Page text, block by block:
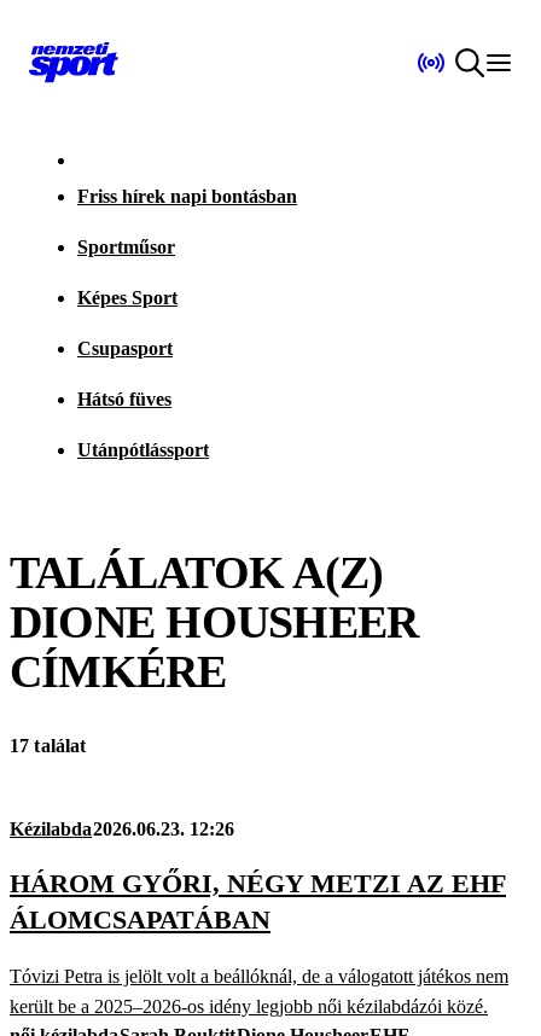
Friss hírek napi bontásban
Sportműsor
Képes Sport
Csupasport
Hátsó füves
Utánpótlássport
TALÁLATOK A(Z)
DIONE HOUSHEER
CÍMKÉRE
17 találat
Kézilabda2026.06.23. 12:26
HÁROM GYŐRI, NÉGY METZI AZ EHF
ÁLOMCSAPATÁBAN
Tóvizi Petra is jelölt volt a beállóknál, de a válogatott játékos nem
került be a 2025–2026-os idény legjobb női kézilabdázói közé.